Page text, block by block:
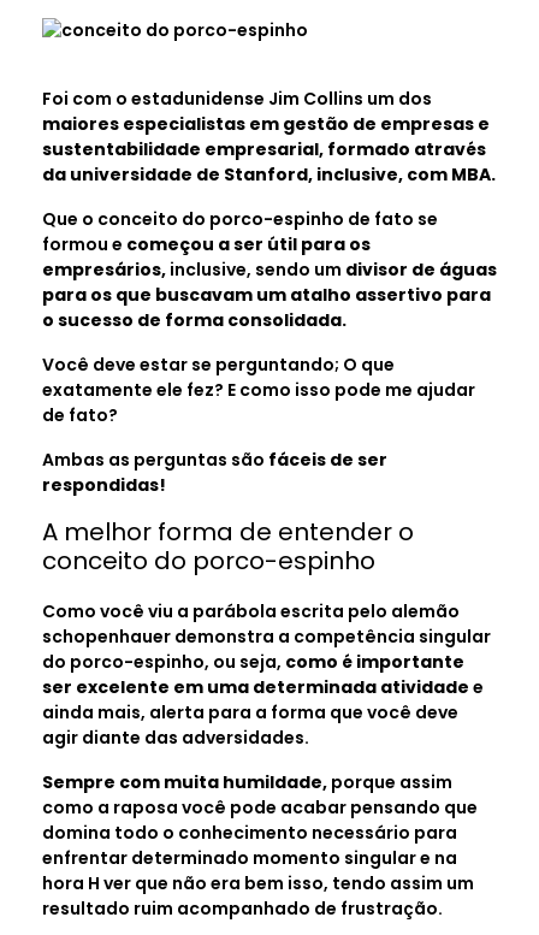
Foi com o estadunidense Jim Collins um dos
maiores especialistas em gestão de empresas e
sustentabilidade empresarial, formado através
da universidade de Stanford, inclusive, com MBA.
Que o conceito do porco-espinho de fato se
formou e começou a ser útil para os
empresários, inclusive, sendo um divisor de águas
para os que buscavam um atalho assertivo para
o sucesso de forma consolidada.
Você deve estar se perguntando; O que
exatamente ele fez? E como isso pode me ajudar
de fato?
Ambas as perguntas são fáceis de ser
respondidas!
A melhor forma de entender o
conceito do porco-espinho
Como você viu a parábola escrita pelo alemão
schopenhauer demonstra a competência singular
do porco-espinho, ou seja, como é importante
ser excelente em uma determinada atividade e
ainda mais, alerta para a forma que você deve
agir diante das adversidades.
Sempre com muita humildade, porque assim
como a raposa você pode acabar pensando que
domina todo o conhecimento necessário para
enfrentar determinado momento singular e na
hora H ver que não era bem isso, tendo assim um
resultado ruim acompanhado de frustração.